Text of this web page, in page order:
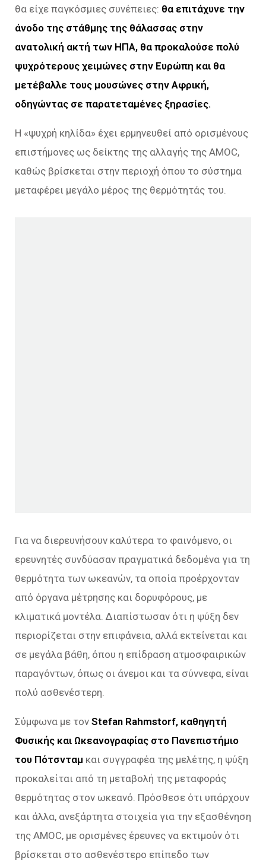
θα είχε παγκόσμιες συνέπειες: θα επιτάχυνε την
άνοδο της στάθμης της θάλασσας στην
ανατολική ακτή των ΗΠΑ, θα προκαλούσε πολύ
ψυχρότερους χειμώνες στην Ευρώπη και θα
μετέβαλλε τους μουσώνες στην Αφρική,
οδηγώντας σε παρατεταμένες ξηρασίες.
Η «ψυχρή κηλίδα» έχει ερμηνευθεί από ορισμένους
επιστήμονες ως δείκτης της αλλαγής της AMOC,
καθώς βρίσκεται στην περιοχή όπου το σύστημα
μεταφέρει μεγάλο μέρος της θερμότητάς του.
Για να διερευνήσουν καλύτερα το φαινόμενο, οι
ερευνητές συνδύασαν πραγματικά δεδομένα για τη
θερμότητα των ωκεανών, τα οποία προέρχονταν
από όργανα μέτρησης και δορυφόρους, με
κλιματικά μοντέλα. Διαπίστωσαν ότι η ψύξη δεν
περιορίζεται στην επιφάνεια, αλλά εκτείνεται και
σε μεγάλα βάθη, όπου η επίδραση ατμοσφαιρικών
παραγόντων, όπως οι άνεμοι και τα σύννεφα, είναι
πολύ ασθενέστερη.
Σύμφωνα με τον Stefan Rahmstorf, καθηγητή
Φυσικής και Ωκεανογραφίας στο Πανεπιστήμιο
του Πότσνταμ και συγγραφέα της μελέτης, η ψύξη
προκαλείται από τη μεταβολή της μεταφοράς
θερμότητας στον ωκεανό. Πρόσθεσε ότι υπάρχουν
και άλλα, ανεξάρτητα στοιχεία για την εξασθένηση
της AMOC, με ορισμένες έρευνες να εκτιμούν ότι
βρίσκεται στο ασθενέστερο επίπεδο των